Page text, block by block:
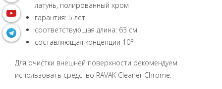
латунь, полированный хром
гарантия: 5 лет
соответствующая длина: 63 см
составляющая концепции 10°
Для очистки внешней поверхности рекомендуем
использовать средство RAVAK Cleaner Chrome.